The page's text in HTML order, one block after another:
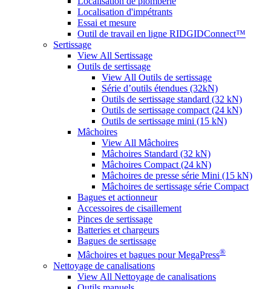
Localisation d'impétrants
Essai et mesure
Outil de travail en ligne RIDGIDConnect™
Sertissage
View All Sertissage
Outils de sertissage
View All Outils de sertissage
Série d’outils étendues (32kN)
Outils de sertissage standard (32 kN)
Outils de sertissage compact (24 kN)
Outils de sertissage mini (15 kN)
Mâchoires
View All Mâchoires
Mâchoires Standard (32 kN)
Mâchoires Compact (24 kN)
Mâchoires de presse série Mini (15 kN)
Mâchoires de sertissage série Compact
Bagues et actionneur
Accessoires de cisaillement
Pinces de sertissage
Batteries et chargeurs
Bagues de sertissage
Mâchoires et bagues pour MegaPress®
Nettoyage de canalisations
View All Nettoyage de canalisations